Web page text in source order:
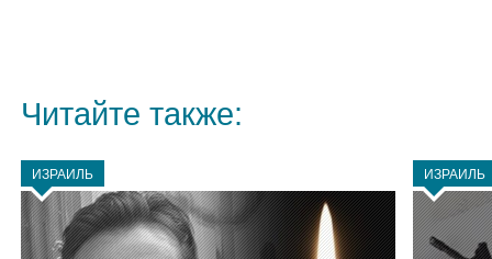
Читайте также:
ИЗРАИЛЬ ИЗРАИЛЬ